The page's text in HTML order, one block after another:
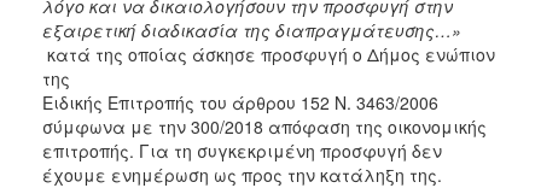
λόγο και να δικαιολογήσουν την προσφυγή στην
εξαιρετική διαδικασία της διαπραγμάτευσης…»
κατά της οποίας άσκησε προσφυγή ο Δήμος ενώπιον
της
Ειδικής Επιτροπής του άρθρου 152 Ν. 3463/2006
σύμφωνα με την 300/2018 απόφαση της οικονομικής
επιτροπής. Για τη συγκεκριμένη προσφυγή δεν
έχουμε ενημέρωση ως προς την κατάληξη της.